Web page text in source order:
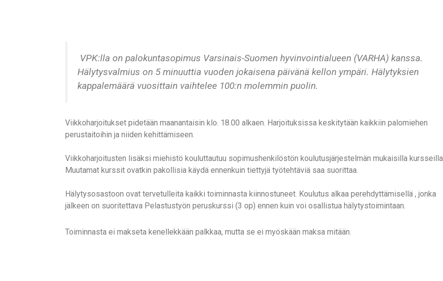
VPK:lla on palokuntasopimus Varsinais-Suomen hyvinvointialueen (VARHA) kanssa.
Hälytysvalmius on 5 minuuttia vuoden jokaisena päivänä kellon ympäri. Hälytyksien
kappalemäärä vuosittain vaihtelee 100:n molemmin puolin.
Viikkoharjoitukset pidetään maanantaisin klo. 18.00 alkaen. Harjoituksissa keskitytään kaikkiin palomiehen
perustaitoihin ja niiden kehittämiseen.
Viikkoharjoitusten lisäksi miehistö kouluttautuu sopimushenkilöstön koulutusjärjestelmän mukaisilla kursseilla.
Muutamat kurssit ovatkin pakollisia käydä ennenkuin tiettyjä työtehtäviä saa suorittaa.
Hälytysosastoon ovat tervetulleita kaikki toiminnasta kiinnostuneet. Koulutus alkaa perehdyttämisellä , jonka
jälkeen on suoritettava Pelastustyön peruskurssi (3 op) ennen kuin voi osallistua hälytystoimintaan.
Toiminnasta ei makseta kenellekkään palkkaa, mutta se ei myöskään maksa mitään.